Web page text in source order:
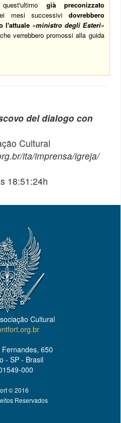
già preconizzato
mesi successividovrebbero
l'attuale«ministro degli Esteri»
verrebbero promossi alla guida
del dialogo con
Cultural
ita/imprensa/igreja/
18:51:24h
Cultural
650
- SP - Brasil
000
© 2016
Reservados